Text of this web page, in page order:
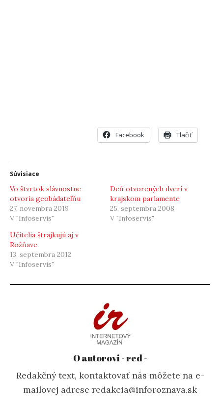
Facebook Tlačiť
Súvisiace
Vo štvrtok slávnostne
otvoria geobádateľňu
27. novembra 2019
V "Infoservis"
Deň otvorených dverí v
krajskom parlamente
25. septembra 2008
V "Infoservis"
Učitelia štrajkujú aj v
Rožňave
13. septembra 2012
V "Infoservis"
O autorovi - red -
Redakčný text, kontaktovať nás môžete na e-
mailovej adrese redakcia@inforoznava.sk